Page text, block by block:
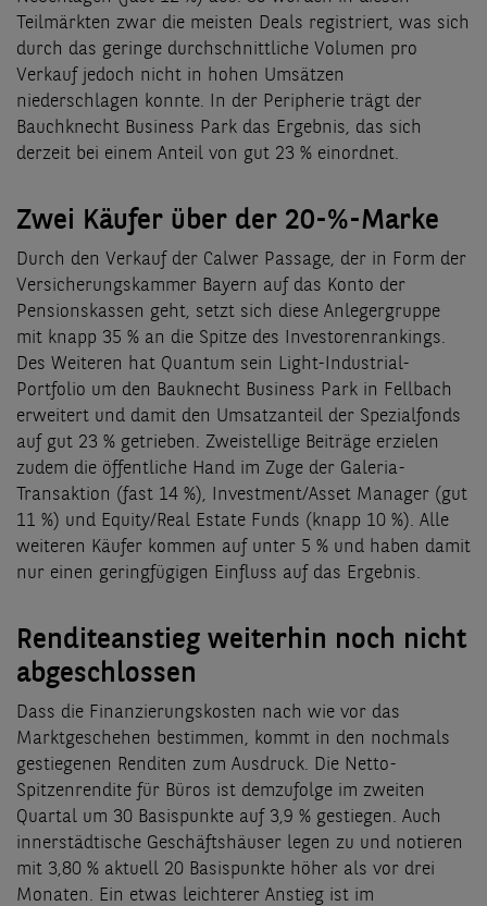
Teilmärkten zwar die meisten Deals registriert, was sich
durch das geringe durchschnittliche Volumen pro
Verkauf jedoch nicht in hohen Umsätzen
niederschlagen konnte. In der Peripherie trägt der
Bauchknecht Business Park das Ergebnis, das sich
derzeit bei einem Anteil von gut 23 % einordnet.
Zwei Käufer über der 20-%-Marke
Durch den Verkauf der Calwer Passage, der in Form der
Versicherungskammer Bayern auf das Konto der
Pensionskassen geht, setzt sich diese Anlegergruppe
mit knapp 35 % an die Spitze des Investorenrankings.
Des Weiteren hat Quantum sein Light-Industrial-
Portfolio um den Bauknecht Business Park in Fellbach
erweitert und damit den Umsatzanteil der Spezialfonds
auf gut 23 % getrieben. Zweistellige Beiträge erzielen
zudem die öffentliche Hand im Zuge der Galeria-
Transaktion (fast 14 %), Investment/Asset Manager (gut
11 %) und Equity/Real Estate Funds (knapp 10 %). Alle
weiteren Käufer kommen auf unter 5 % und haben damit
nur einen geringfügigen Einfluss auf das Ergebnis.
Renditeanstieg weiterhin noch nicht
abgeschlossen
Dass die Finanzierungskosten nach wie vor das
Marktgeschehen bestimmen, kommt in den nochmals
gestiegenen Renditen zum Ausdruck. Die Netto-
Spitzenrendite für Büros ist demzufolge im zweiten
Quartal um 30 Basispunkte auf 3,9 % gestiegen. Auch
innerstädtische Geschäftshäuser legen zu und notieren
mit 3,80 % aktuell 20 Basispunkte höher als vor drei
Monaten. Ein etwas leichterer Anstieg ist im